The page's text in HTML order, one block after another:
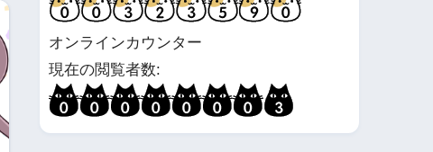
オンラインカウンター
現在の閲覧者数: